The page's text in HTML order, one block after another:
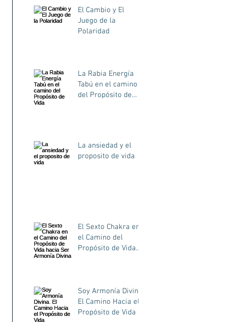
El Cambio y El
Juego de la
Polaridad
La Rabia Energía
Tabú en el camino
del Propósito de
La ansiedad y el
proposito de vida
El Sexto Chakra en
el Camino del
Propósito de Vida
Soy Armonía Divina.
El Camino Hacia el
Propósito de Vida